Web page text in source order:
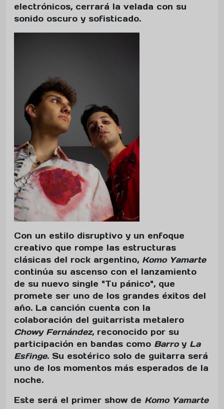
electrónicos, cerrará la velada con su
sonido oscuro y sofisticado.
Con un estilo disruptivo y un enfoque
creativo que rompe las estructuras
clásicas del rock argentino, Komo Yamarte
continúa su ascenso con el lanzamiento
de su nuevo single "Tu pánico", que
promete ser uno de los grandes éxitos del
año. La canción cuenta con la
colaboración del guitarrista metalero
Chowy Fernández, reconocido por su
participación en bandas como Barroy La
Esfinge. Su esotérico solo de guitarra será
uno de los momentos más esperados de la
noche.
Este será el primer show de Komo Yamarte